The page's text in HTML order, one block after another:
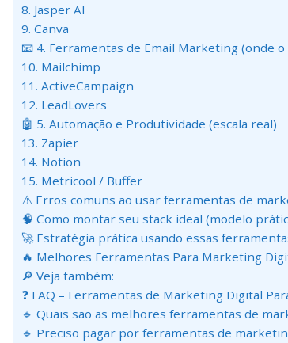
8. Jasper AI
9. Canva
📧 4. Ferramentas de Email Marketing (onde
10. Mailchimp
11. ActiveCampaign
12. LeadLovers
🤖 5. Automação e Produtividade (escala real)
13. Zapier
14. Notion
15. Metricool / Buffer
⚠️ Erros comuns ao usar ferramentas de
🧠 Como montar seu stack ideal (modelo
🚀 Estratégia prática usando essas
🔥 Melhores Ferramentas Para Marketing
🔎 Veja também:
❓ FAQ – Ferramentas de Marketing Digital
🔹 Quais são as melhores ferramentas de
🔹 Preciso pagar por ferramentas de